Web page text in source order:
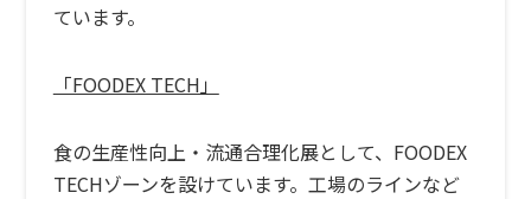
ています。
「FOODEX TECH」
食の生産性向上・流通合理化展として、FOODEX
TECHゾーンを設けています。工場のラインなど